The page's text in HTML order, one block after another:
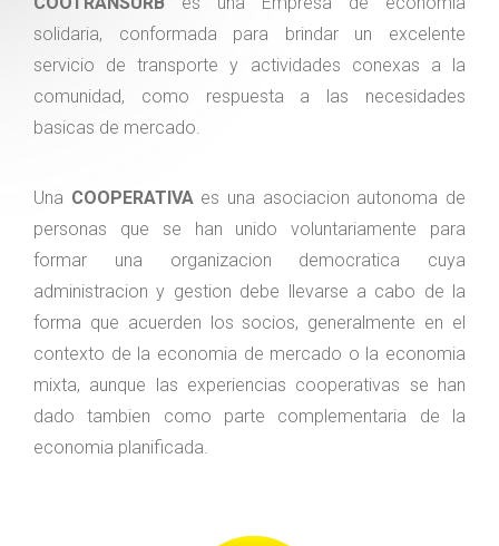
solidaria, conformada para brindar un excelente
servicio de transporte y actividades conexas a la
comunidad, como respuesta a las necesidades
basicas de mercado.
Una COOPERATIVAes una asociacion autonoma de
personas que se han unido voluntariamente para
formar una organizacion democratica cuya
administracion y gestion debe llevarse a cabo de la
forma que acuerden los socios, generalmente en el
contexto de la economia de mercado o la economia
mixta, aunque las experiencias cooperativas se han
dado tambien como parte complementaria de la
economia planificada.